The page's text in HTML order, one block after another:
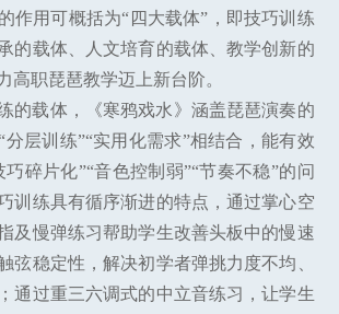
作用可概括为“四大载体”，即技巧训练
的载体、人文培育的载体、教学创新的
高职琵琶教学迈上新台阶。
的载体，《寒鸦戏水》涵盖琵琶演奏的
层训练”“实用化需求”相结合，能有效
碎片化”“音色控制弱”“节奏不稳”的问
训练具有循序渐进的特点，通过掌心空
及慢弹练习帮助学生改善头板中的慢速
弦稳定性，解决初学者弹挑力度不均、
通过重三六调式的中立音练习，让学生